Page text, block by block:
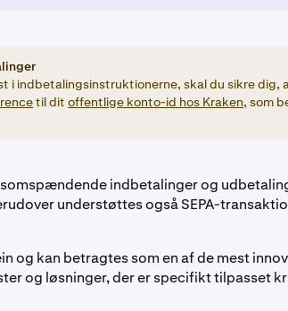
i indbetalingsinstruktionerne, skal du sikre dig,
til dit offentlige konto-id hos Kraken, som
indbetalinger og
understøttes også SEPA-
og kan betragtes som en af de mest
og løsninger, der er specifikt tilpasset